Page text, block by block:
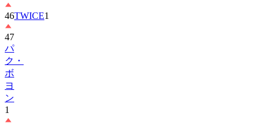
47
パ
ク・
ボ
ヨ
ン
1
48
Velvet